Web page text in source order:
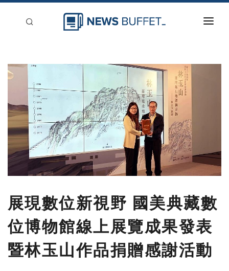
新聞稿分類
登入
刊登
展現數位新視野 國美典藏數
位博物館線上展覽成果發表
暨林玉山作品捐贈感謝活動